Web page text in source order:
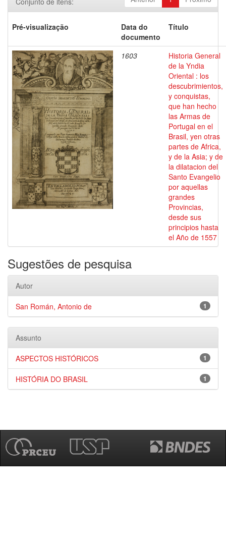
Pré-visualização
Data do
documento
Título
1603
Historia General
de la Yndia
Oriental : los
descubrimientos,
y conquistas,
que han hecho
las Armas de
Portugal en el
Brasil, yen otras
partes de Africa,
y de la Asia; y de
la dilatacion del
Santo Evangelio
por aquellas
grandes
Provincias,
desde sus
principios hasta
el Año de 1557
Sugestões de pesquisa
Autor
1
San Román, Antonio de
Assunto
1
ASPECTOS HISTÓRICOS
1
HISTÓRIA DO BRASIL